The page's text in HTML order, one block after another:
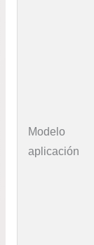
Modelo
aplicación